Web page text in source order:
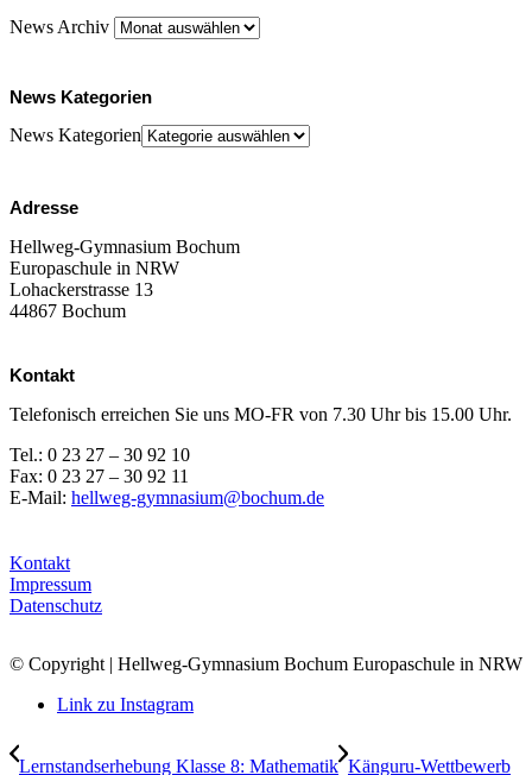
News Archiv
News Kategorien
News Kategorien
Adresse
Hellweg-Gymnasium Bochum
Europaschule in NRW
Lohackerstrasse 13
44867 Bochum
Kontakt
Telefonisch erreichen Sie uns MO-FR von 7.30 Uhr bis 15.00 Uhr.
Tel.: 0 23 27 – 30 92 10
Fax: 0 23 27 – 30 92 11
E-Mail: hellweg-gymnasium@bochum.de
Kontakt
Impressum
Datenschutz
© Copyright | Hellweg-Gymnasium Bochum Europaschule in NRW
Link zu Instagram
Lernstandserhebung Klasse 8: Mathematik Känguru-Wettbewerb